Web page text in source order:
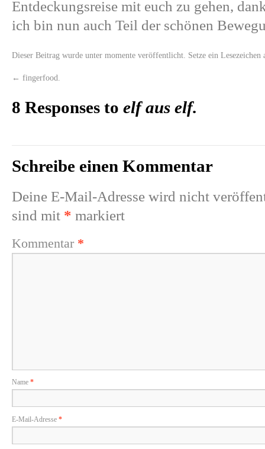
Entdeckungsreise mit euch zu gehen,
ich bin nun auch Teil der schönen
Dieser Beitrag wurde unter momente veröffentlicht. Setze ein Lesezeichen
← fingerfood.
8 Responses to elf aus elf.
Schreibe einen Kommentar
Deine E-Mail-Adresse wird nicht
sind mit * markiert
Kommentar *
Name *
E-Mail-Adresse *